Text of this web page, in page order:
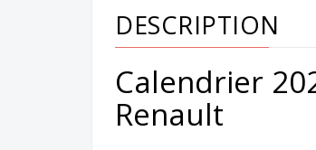
DESCRIPTION
Calendrier
Renault